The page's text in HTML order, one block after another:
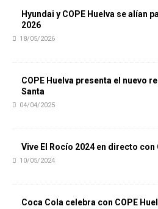
Hyundai y COPE Huelva se alían
2026
18/05/2026
COPE Huelva presenta el nuevo
Santa
04/04/2025
Vive El Rocío 2024 en directo con
10/05/2024
Coca Cola celebra con COPE